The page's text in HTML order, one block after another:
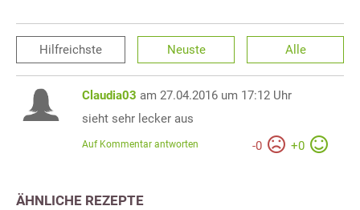
Hilfreichste Neuste Alle
Claudia03 am 27.04.2016 um 17:12 Uhr
sieht sehr lecker aus
-0 +0
Auf Kommentar antworten
ÄHNLICHE REZEPTE